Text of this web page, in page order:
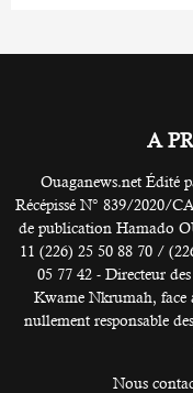
A
Ouaganews.net Édité
Récépissé N° 839/2020/
de publication Hamado
11 (226) 25 50 88 70 /
05 77 42 - Directeur
Kwame Nkrumah, face
nullement responsable
Nous